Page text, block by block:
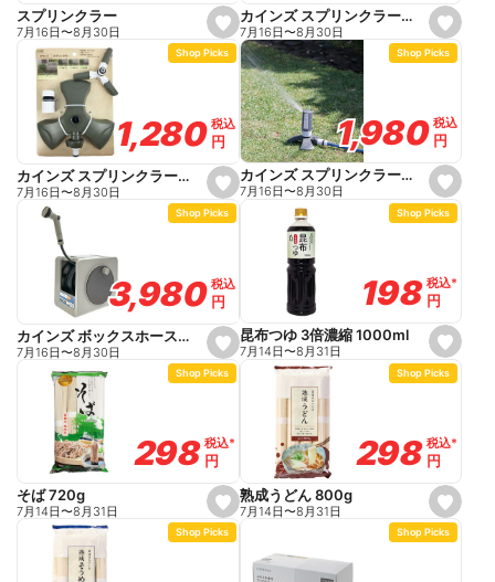
e
e
s
e
t
o
r
i
e
スプリンクラー
7月16日〜8月30日
s
e
t
o
r
i
e
カインズ スプリンクラー インパクト
7月16日〜8月30日
s
e
t
o
r
i
e
Shop Picks
1,280
1,280税込
税込
円
円
カインズ スプリンクラーラウンド
7月16日〜8月30日
s
e
t
o
r
e
Shop Picks
1,980
1,980 税込
税込
円
円
カインズ スプリンクラータワーガタ
7月16日〜8月30日
s
e
t
o
r
e
Shop Picks
3,980
3,980税込
税込
円
円
カインズ ボックスホース付きリール 長さ20m
7月16日〜8月30日
s
e
t
o
r
e
Shop Picks
198
198 税込*
税込*
円
円
昆布つゆ 3倍濃縮 1000ml
7月14日〜8月31日
s
e
t
Shop Picks
298
298税込*
税込*
円
円
そば 720g
7月14日〜8月31日
s
e
t
Shop Picks
298
298 税込*
税込*
円
円
熟成うどん 800g
7月14日〜8月31日
Shop Picks Shop Picks